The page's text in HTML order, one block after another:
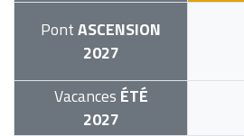
PontASCENSION
2027
Vacances ÉTÉ
2027